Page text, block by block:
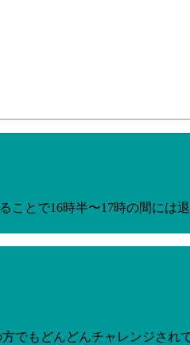
とで16時半〜17時の間に
でもどんどんチャレンジされ